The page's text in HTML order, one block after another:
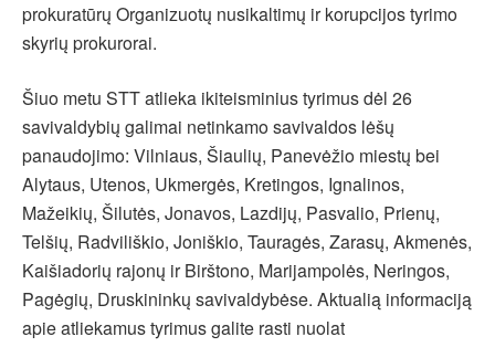
prokuratūrų Organizuotų nusikaltimų ir korupcijos tyrimo
skyrių prokurorai.
Šiuo metu STT atlieka ikiteisminius tyrimus dėl 26
savivaldybių galimai netinkamo savivaldos lėšų
panaudojimo: Vilniaus, Šiaulių, Panevėžio miestų bei
Alytaus, Utenos, Ukmergės, Kretingos, Ignalinos,
Mažeikių, Šilutės, Jonavos, Lazdijų, Pasvalio, Prienų,
Telšių, Radviliškio, Joniškio, Tauragės, Zarasų, Akmenės,
Kaišiadorių rajonų ir Birštono, Marijampolės, Neringos,
Pagėgių, Druskininkų savivaldybėse. Aktualią informaciją
apie atliekamus tyrimus galite rasti nuolat